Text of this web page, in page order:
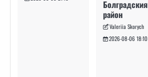
Болградския
район
Valeriia Skorych
2026-08-06 18:10